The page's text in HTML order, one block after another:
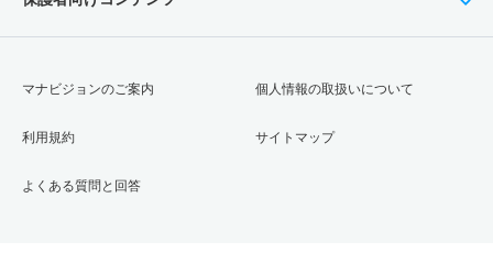
マナビジョンのご案内
利用規約
よくある質問と回答
個人情報の取扱いについて
サイトマップ